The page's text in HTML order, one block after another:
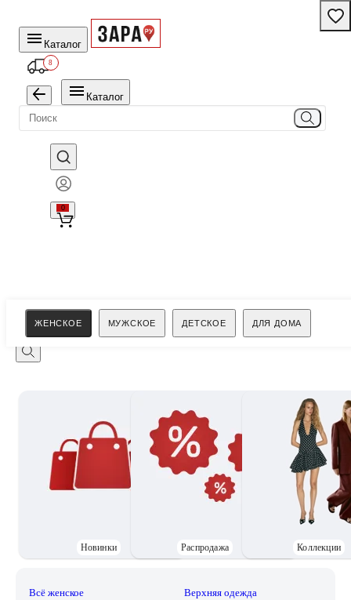
Каталог
8
Каталог
0
ЖЕНСКОЕ МУЖСКОЕ ДЕТСКОЕ ДЛЯ ДОМА
Поиск
Новинки Распродажа Коллекции
Всё женское Верхняя одежда